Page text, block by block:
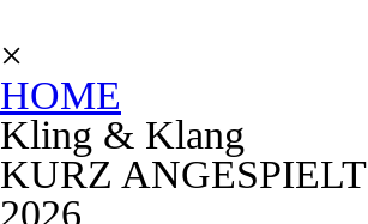
×
HOME
Kling & Klang
KURZ ANGESPIELT
2026